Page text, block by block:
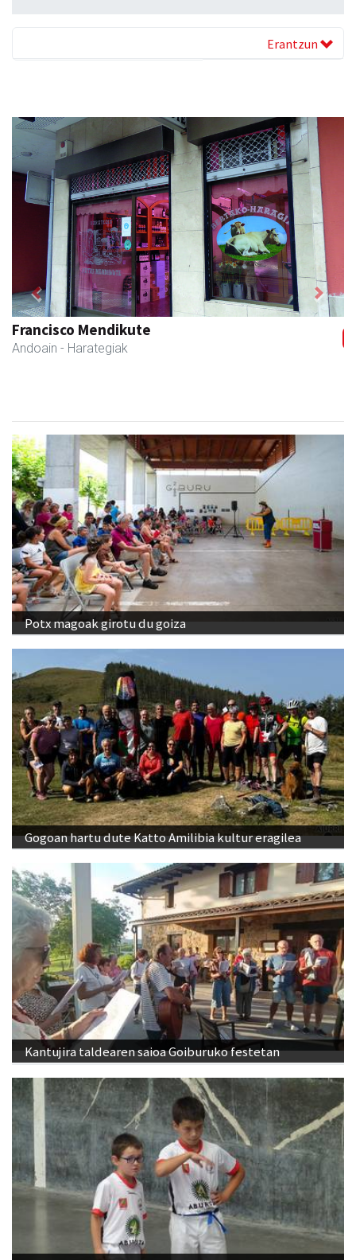
Erantzun
Francisco Mendikute
Andoain - Harategiak
Previous Next
Potx magoak girotu du goiza
Gogoan hartu dute Katto Amilibia kultur eragilea
Kantujira taldearen saioa Goiburuko festetan